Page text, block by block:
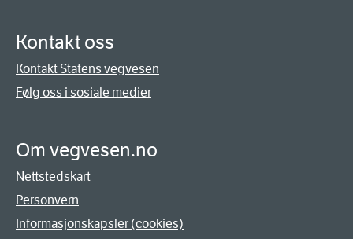
Kontakt oss
Kontakt Statens vegvesen
Følg oss i sosiale medier
Om vegvesen.no
Nettstedskart
Personvern
Informasjonskapsler (cookies)